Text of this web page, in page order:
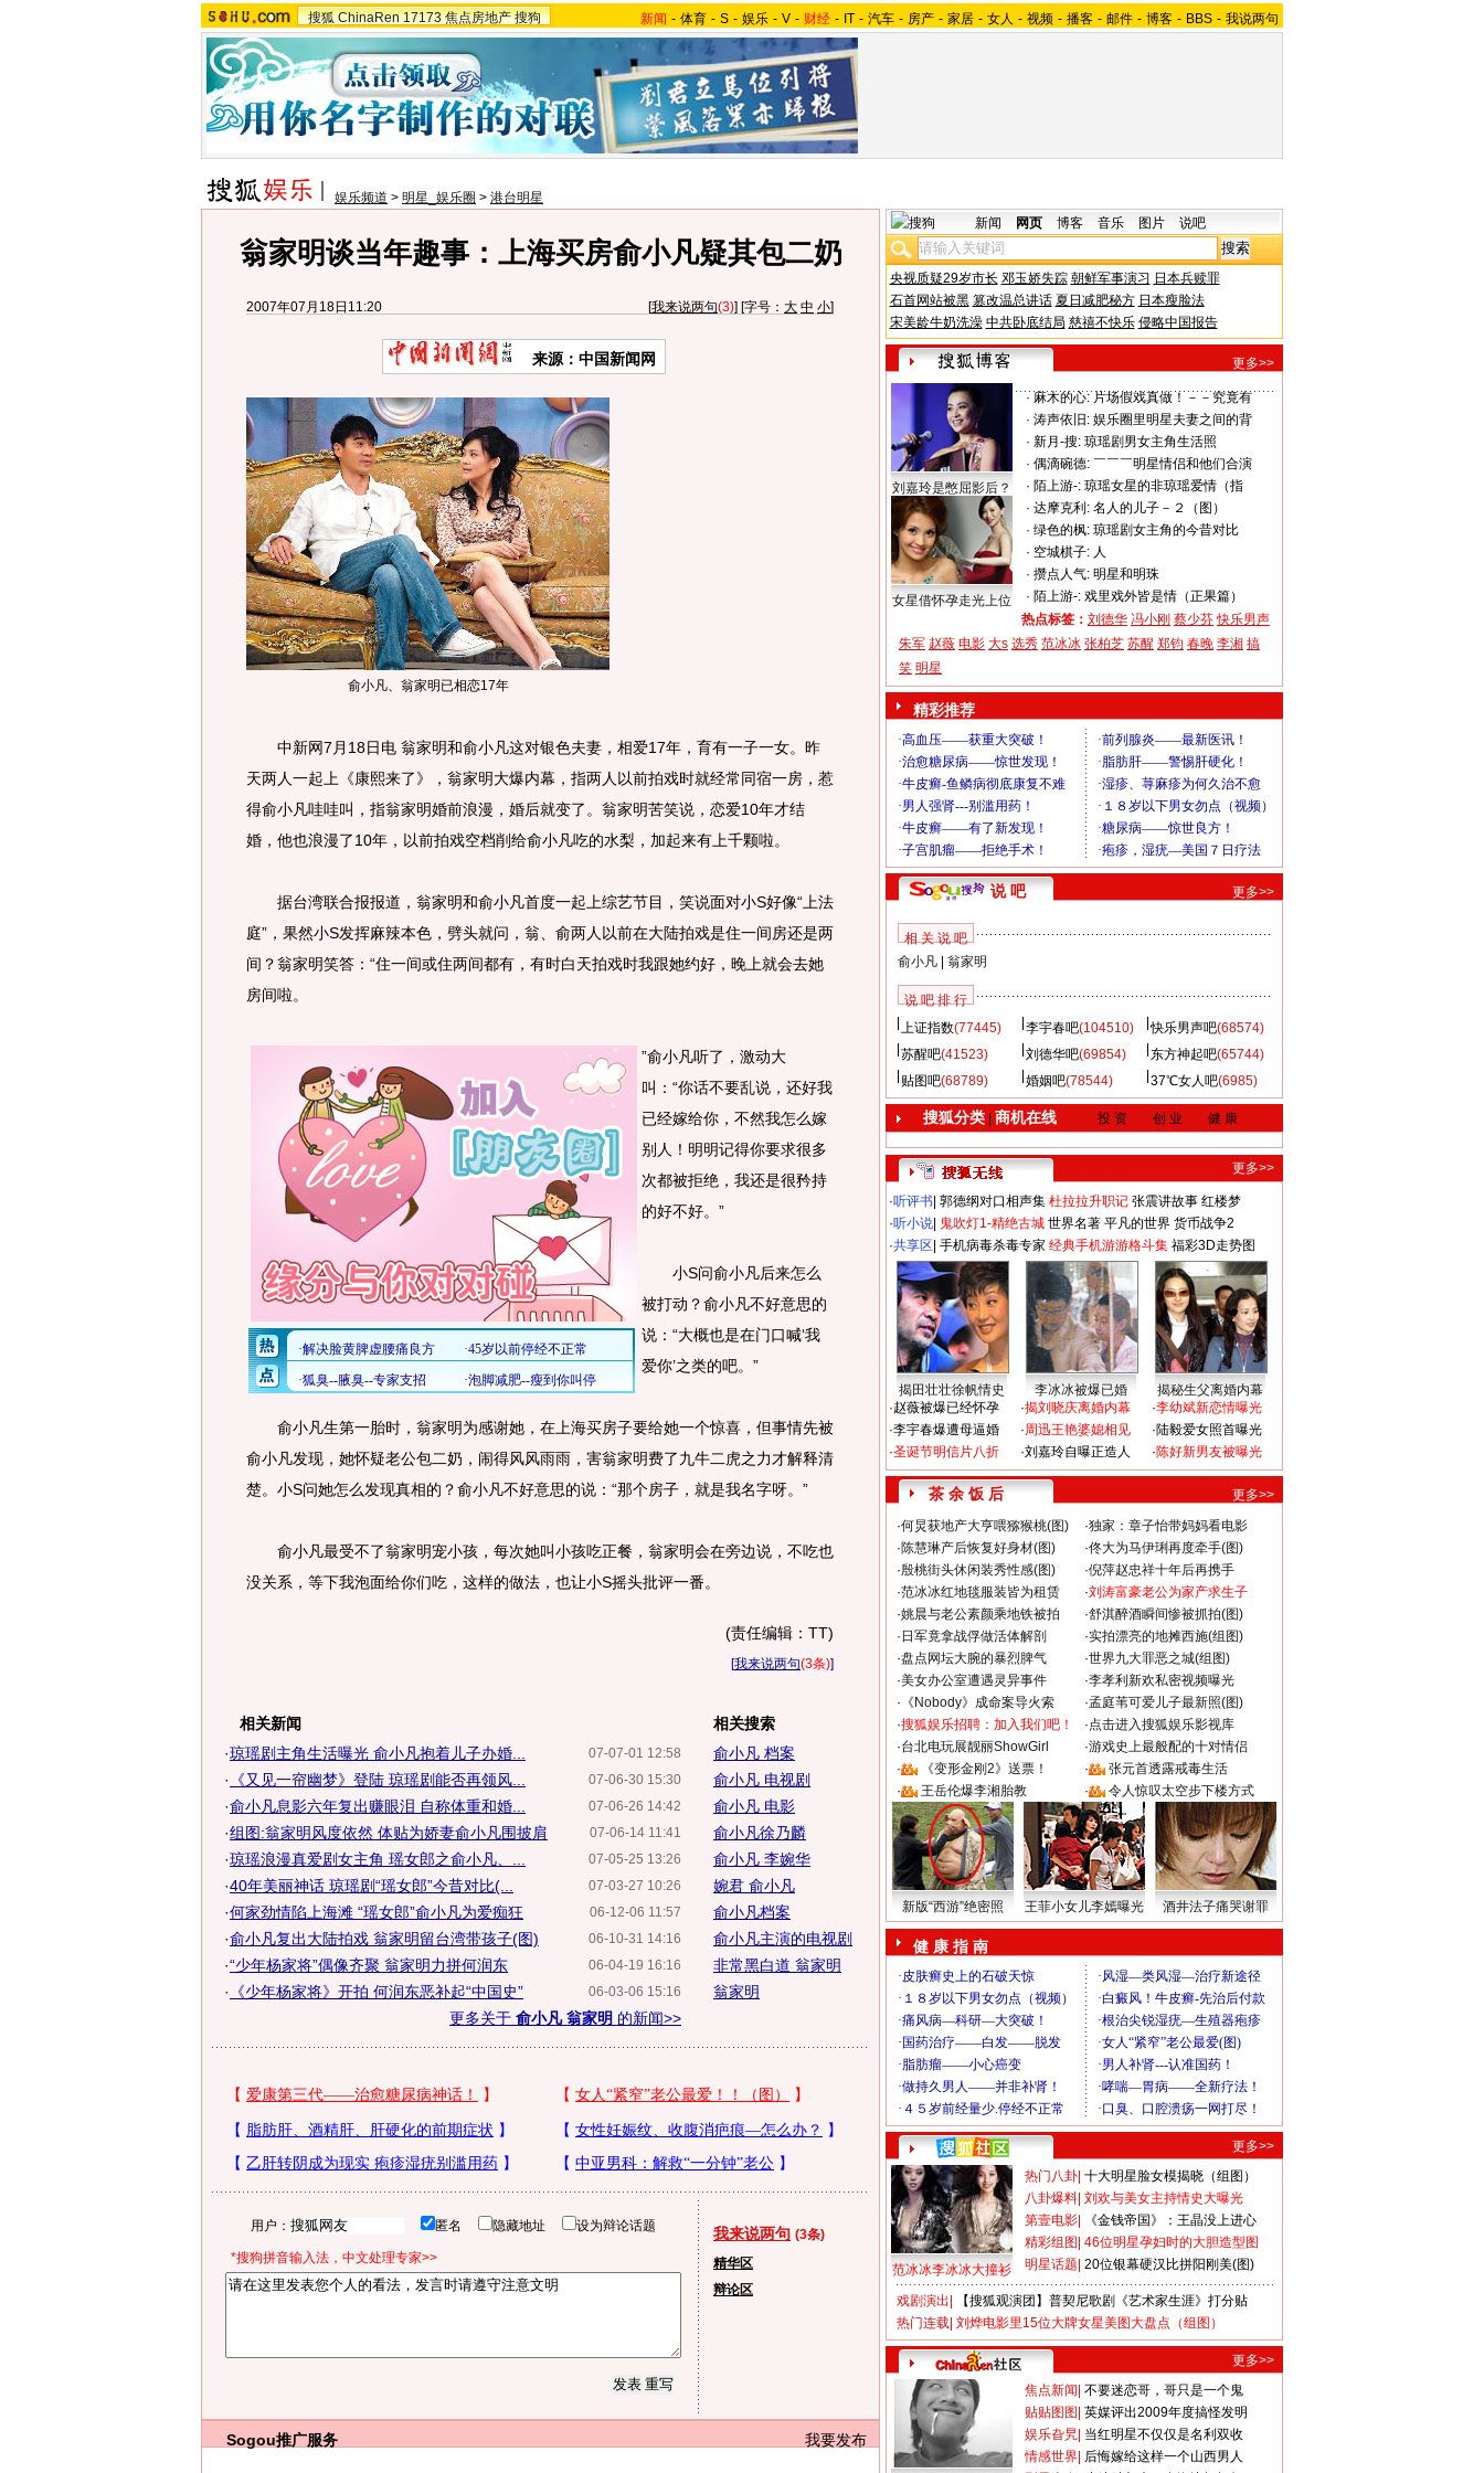
搜狐 ChinaRen 17173 焦点房地产 搜狗 新闻 - 体育 - S - 娱乐 - V - 财经 - IT - 汽车 - 房产 - 家居 - 女人 - 视频 - 播客 - 邮件 - 博客 - BBS - 我说两句
娱乐频道 > 明星_娱乐圈 > 港台明星
翁家明谈当年趣事：上海买房俞小凡疑其包二奶
2007年07月18日11:20 [我来说两句(3)] [字号： 大 中 小]
来源：中国新闻网
俞小凡、翁家明已相恋17年
中新网7月18日电 翁家明和俞小凡这对银色夫妻，相爱17年，育有一子一女。昨
天两人一起上《康熙来了》，翁家明大爆内幕，指两人以前拍戏时就经常同宿一房，惹
得俞小凡哇哇叫，指翁家明婚前浪漫，婚后就变了。翁家明苦笑说，恋爱10年才结
婚，他也浪漫了10年，以前拍戏空档削给俞小凡吃的水梨，加起来有上千颗啦。
据台湾联合报报道，翁家明和俞小凡首度一起上综艺节目，笑说面对小S好像“上法
庭”，果然小S发挥麻辣本色，劈头就问，翁、俞两人以前在大陆拍戏是住一间房还是两
间？翁家明笑答：“住一间或住两间都有，有时白天拍戏时我跟她约好，晚上就会去她
房间啦。
”俞小凡听了，激动大
叫：“你话不要乱说，还好我
已经嫁给你，不然我怎么嫁
别人！明明记得你要求很多
次都被拒绝，我还是很矜持
的好不好。”
小S问俞小凡后来怎么
被打动？俞小凡不好意思的
说：“大概也是在门口喊‘我
爱你’之类的吧。”
俞小凡生第一胎时，翁家明为感谢她，在上海买房子要给她一个惊喜，但事情先被
俞小凡发现，她怀疑老公包二奶，闹得风风雨雨，害翁家明费了九牛二虎之力才解释清
楚。小S问她怎么发现真相的？俞小凡不好意思的说：“那个房子，就是我名字呀。”
俞小凡最受不了翁家明宠小孩，每次她叫小孩吃正餐，翁家明会在旁边说，不吃也
没关系，等下我泡面给你们吃，这样的做法，也让小S摇头批评一番。
(责任编辑：TT)
[我来说两句(3条)]
相关新闻
07-07-01 12:58
·琼瑶剧主角生活曝光 俞小凡抱着儿子办婚...
07-06-30 15:30
· 《又见一帘幽梦》登陆 琼瑶剧能否再领风...
07-06-26 14:42
·俞小凡息影六年复出赚眼泪 自称体重和婚...
07-06-14 11:41
·组图:翁家明风度依然 体贴为娇妻俞小凡围披肩
07-05-25 13:26
·琼瑶浪漫真爱剧女主角 瑶女郎之俞小凡、...
07-03-27 10:26
·40年美丽神话 琼瑶剧“瑶女郎”今昔对比(...
06-12-06 11:57
·何家劲情陷上海滩 “瑶女郎”俞小凡为爱痴狂
06-10-31 14:16
·俞小凡复出大陆拍戏 翁家明留台湾带孩子(图)
06-04-19 16:16
·“少年杨家将”偶像齐聚 翁家明力拼何润东
06-03-06 15:16
·
《少年杨家将》开拍 何润东恶补起“中国史”
更多关于 俞小凡 翁家明 的新闻>>
相关搜索
俞小凡 档案
俞小凡 电视剧
俞小凡 电影
俞小凡徐乃麟
俞小凡 李婉华
婉君 俞小凡
俞小凡档案
俞小凡主演的电视剧
非常黑白道 翁家明
翁家明
用户： 匿名 隐藏地址 设为辩论话题
*搜狗拼音输入法，中文处理专家>>
我来说两句 (3条)
精华区
辩论区
我要发布
Sogou推广服务
新闻 网页 博客 音乐 图片 说吧
央视质疑29岁市长 邓玉娇失踪 朝鲜军事演习 日本兵赎罪
石首网站被黑 篡改温总讲话 夏日减肥秘方 日本瘦脸法
宋美龄牛奶洗澡 中共卧底结局 慈禧不快乐 侵略中国报告
更多>>
刘嘉玲是憋屈影后？
女星借怀孕走光上位
· 麻木的心: 片场假戏真做！－－究竟有
· 涛声依旧: 娱乐圈里明星夫妻之间的背
· 新月-搜: 琼瑶剧男女主角生活照
· 偶滴碗德: ￣￣￣明星情侣和他们合演
· 陌上游-: 琼瑶女星的非琼瑶爱情（指
· 达摩克利: 名人的儿子－２（图）
· 绿色的枫: 琼瑶剧女主角的今昔对比
· 空城棋子: 人
· 攒点人气: 明星和明珠
· 陌上游-: 戏里戏外皆是情（正果篇）
热点标签： 刘德华 冯小刚 蔡少芬 快乐男声
朱军 赵薇 电影 大s 选秀 范冰冰 张柏芝 苏醒 郑钧 春晚 李湘 搞
笑 明星
精彩推荐
说 吧 更多>>
相 关 说 吧
俞小凡| 翁家明
说 吧 排 行
上证指数(77445) 李宇春吧(104510) 快乐男声吧(68574)
苏醒吧(41523) 刘德华吧(69854) 东方神起吧(65744)
贴图吧(68789) 婚姻吧(78544) 37℃女人吧(6985)
搜狐分类| 商机在线 投 资 创 业 健 康
更多>>
·听评书 郭德纲对口相声集 杜拉拉升职记 张震讲故事 红楼梦
·听小说 鬼吹灯1-精绝古城 世界名著 平凡的世界 货币战争2
·共享区 手机病毒杀毒专家 经典手机游游格斗集 福彩3D走势图
揭田壮壮徐帆情史 李冰冰被爆已婚
揭秘生父离婚内幕
·赵薇被爆已经怀孕
·李宇春爆遭母逼婚
·圣诞节明信片八折
·揭刘晓庆离婚内幕
·周迅王艳婆媳相见
·刘嘉玲自曝正造人
·李幼斌新恋情曝光
·陆毅爱女照首曝光
·陈好新男友被曝光
茶 余 饭 后
更多>>
·何炅获地产大亨喂猕猴桃(图) ·独家：章子怡带妈妈看电影
·陈慧琳产后恢复好身材(图) ·佟大为马伊琍再度牵手(图)
·殷桃街头休闲装秀性感(图) ·倪萍赵忠祥十年后再携手
·范冰冰红地毯服装皆为租赁 ·刘涛富豪老公为家产求生子
·姚晨与老公素颜乘地铁被拍 ·舒淇醉酒瞬间惨被抓拍(图)
· 日军竟拿战俘做活体解剖 ·实拍漂亮的地摊西施(组图)
·盘点网坛大腕的暴烈脾气 ·世界九大罪恶之城(组图)
·美女办公室遭遇灵异事件 ·李孝利新欢私密视频曝光
· 《Nobody》成命案导火索 ·孟庭苇可爱儿子最新照(图)
·搜狐娱乐招聘：加入我们吧！ ·点击进入搜狐娱乐影视库
·台北电玩展靓丽ShowGirl ·游戏史上最般配的十对情侣
·
《变形金刚2》送票！ ·
张元首透露戒毒生活
·
王岳伦爆李湘胎教 · 令人惊叹太空步下楼方式
新版“西游”绝密照 王菲小女儿李嫣曝光 酒井法子痛哭谢罪
健 康 指 南
更多>>
范冰冰李冰冰大撞衫
热门八卦 十大明星脸女模揭晓（组图）
八卦爆料 刘欢与美女主持情史大曝光
第壹电影
《金钱帝国》：王晶没上进心
精彩组图 46位明星孕妇时的大胆造型图
明星话题 20位银幕硬汉比拼阳刚美(图)
戏剧演出
【搜狐观演团】普契尼歌剧《艺术家生涯》打分贴
热门连载 刘烨电影里15位大牌女星美图大盘点（组图）
更多>>
焦点新闻 不要迷恋哥，哥只是一个鬼
贴贴图图 英媒评出2009年度搞怪发明
娱乐旮旯 当红明星不仅仅是名利双收
情感世界 后悔嫁给这样一个山西男人